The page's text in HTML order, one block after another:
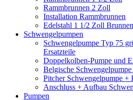
Rammbrunnen 2 Zoll
Installation Rammbrunnen
Edelstahl 1 1/2 Zoll
Schwengelpumpen
Schwengelpumpe Typ 75
Ersatzteile
Doppelkolben-Pumpe und
Belgische
Pitcher Schwengelpumpe +
Anschluss + Aufbau
Pumpen